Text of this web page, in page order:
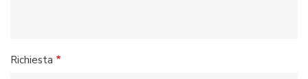
Richiesta